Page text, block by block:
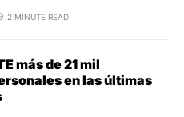
2 MINUTE READ
más de 21 mil
en las últimas